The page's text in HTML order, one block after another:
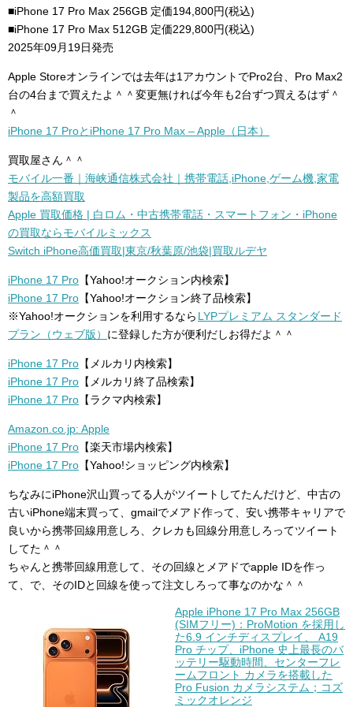
■iPhone 17 Pro Max 256GB 定価194,800円(税込)
■iPhone 17 Pro Max 512GB 定価229,800円(税込)
2025年09月19日発売
Apple Storeオンラインでは去年は1アカウントでPro2台、Pro Max2
台の4台まで買えたよ＾＾変更無ければ今年も2台ずつ買えるはず＾
＾
iPhone 17 ProとiPhone 17 Pro Max – Apple（日本）
買取屋さん＾＾
モバイル一番｜海峡通信株式会社｜携帯電話,iPhone,ゲーム機,家電
製品を高額買取
Apple 買取価格 | 白ロム・中古携帯電話・スマートフォン・iPhone
の買取ならモバイルミックス
Switch iPhone高価買取|東京/秋葉原/池袋|買取ルデヤ
iPhone 17 Pro 【Yahoo!オークション内検索】
iPhone 17 Pro 【Yahoo!オークション終了品検索】
※Yahoo!オークションを利用するなら LYPプレミアム スタンダード
プラン（ウェブ版） に登録した方が便利だしお得だよ＾＾
iPhone 17 Pro 【メルカリ内検索】
iPhone 17 Pro 【メルカリ終了品検索】
iPhone 17 Pro 【ラクマ内検索】
Amazon.co.jp: Apple
iPhone 17 Pro 【楽天市場内検索】
iPhone 17 Pro 【Yahoo!ショッピング内検索】
ちなみにiPhone沢山買ってる人がツイートしてたんだけど、中古の
古いiPhone端末買って、gmailでメアド作って、安い携帯キャリアで
良いから携帯回線用意しろ、クレカも回線分用意しろってツイート
してた＾＾
ちゃんと携帯回線用意して、その回線とメアドでapple IDを作っ
て、で、そのIDと回線を使って注文しろって事なのかな＾＾
Apple iPhone 17 Pro Max 256GB
(SIMフリー)：ProMotion を採用し
た6.9 インチディスプレイ、 A19
Pro チップ、iPhone 史上最長のバ
ッテリー駆動時間、センターフレ
ームフロント カメラを搭載した
Pro Fusion カメラシステム；コズ
ミックオレンジ